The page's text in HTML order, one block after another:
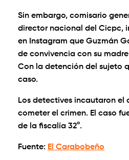
Sin embargo, comisario
director nacional del Cicpc,
en Instagram que Guzmán
de convivencia con su
Con la detención del sujeto
caso.
Los detectives incautaron el
cometer el crimen. El caso
de la fiscalía 32°.
Fuente: El Carabobeño